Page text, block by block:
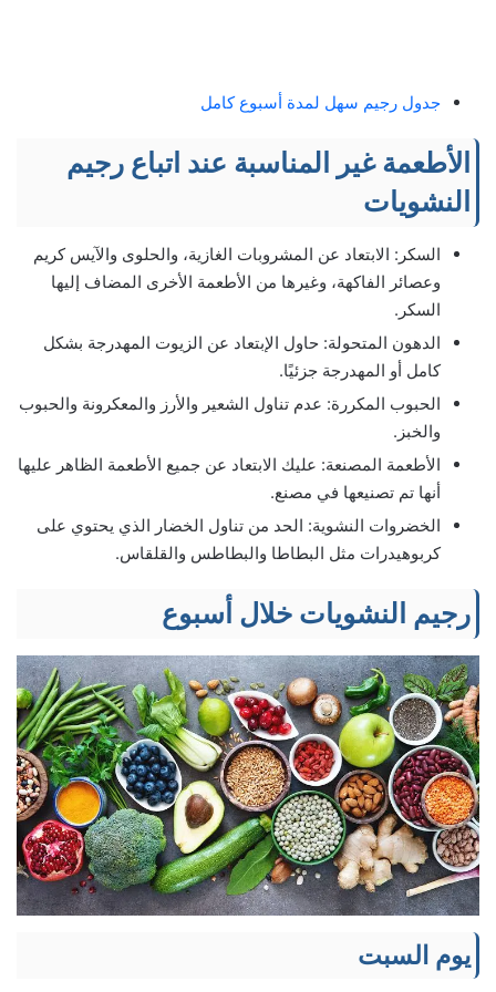
جدول رجيم سهل لمدة أسبوع كامل
الأطعمة غير المناسبة عند اتباع رجيم
النشويات
السكر: الابتعاد عن المشروبات الغازية، والحلوى والآيس كريم
وعصائر الفاكهة، وغيرها من الأطعمة الأخرى المضاف إليها
السكر.
الدهون المتحولة: حاول الإبتعاد عن الزيوت المهدرجة بشكل
كامل أو المهدرجة جزئيًا.
الحبوب المكررة: عدم تناول الشعير والأرز والمعكرونة والحبوب
والخبز.
الأطعمة المصنعة: عليك الابتعاد عن جميع الأطعمة الظاهر عليها
أنها تم تصنيعها في مصنع.
الخضروات النشوية: الحد من تناول الخضار الذي يحتوي على
كربوهيدرات مثل البطاطا والبطاطس والقلقاس.
رجيم النشويات خلال أسبوع
يوم السبت